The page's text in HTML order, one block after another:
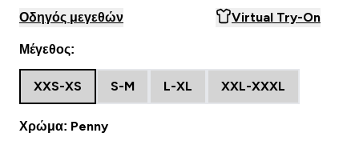
Οδηγός μεγεθών Virtual Try-On
Μέγεθος:
XXS-XS S-M L-XL XXL-XXXL
Χρώμα: Penny